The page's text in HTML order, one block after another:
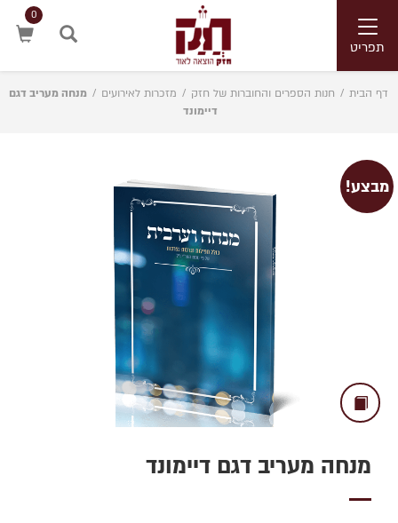
Toggle
navigationתפריט
0
דף הבית / חנות הספרים והחוברות של חזק / מזכרות לאירועים / מנחה מעריב דגם
דיימונד
מבצע!
מנחה מעריב דגם דיימונד